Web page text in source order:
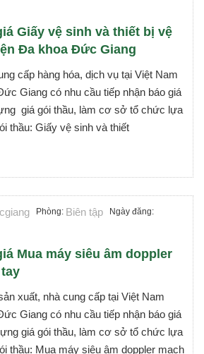
Giấy vệ sinh và thiết bị vệ
Đa khoa Đức Giang
cấp hàng hóa, dịch vụ tại Việt Nam
Giang có nhu cầu tiếp nhận báo giá
giá gói thầu, làm cơ sở tổ chức lựa
thầu: Giấy vệ sinh và thiết
Phòng: Biên tập Ngày đăng:
Mua máy siêu âm doppler
xuất, nhà cung cấp tại Việt Nam
Giang có nhu cầu tiếp nhận báo giá
giá gói thầu, làm cơ sở tổ chức lựa
thầu: Mua máy siêu âm doppler mạch